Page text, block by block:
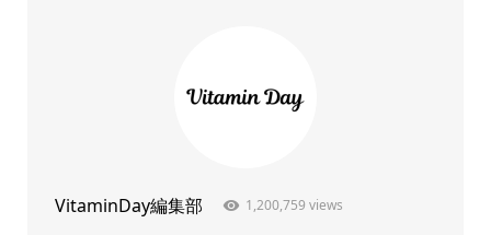
VitaminDay編集部 1,200,759 views